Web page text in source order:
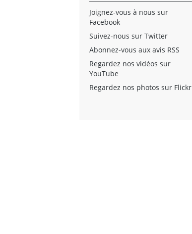
Joignez-vous à nous sur
Facebook
Suivez-nous sur Twitter
Abonnez-vous aux avis RSS
Regardez nos vidéos sur
YouTube
Regardez nos photos sur Flickr